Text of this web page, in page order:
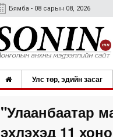
Бямба - 08 сарын 08, 2026
Улс төр, эдийн засаг
"Улаанбаатар
эхлэхэд 11